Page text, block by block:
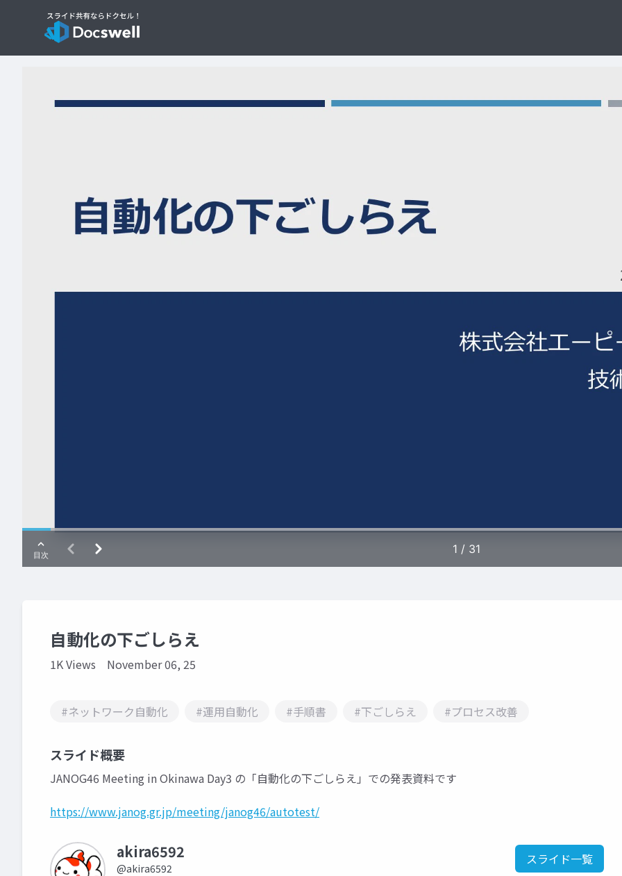
自動化の下ごしらえ
1K Views November 06, 25
#ネットワーク自動化 #運用自動化 #手順書 #下ごしらえ #プロセス改善
スライド概要
JANOG46 Meeting in Okinawa Day3 の「自動化の下ごしらえ」での発表資料です
https://www.janog.gr.jp/meeting/janog46/autotest/
akira6592
@akira6592
スライド一覧